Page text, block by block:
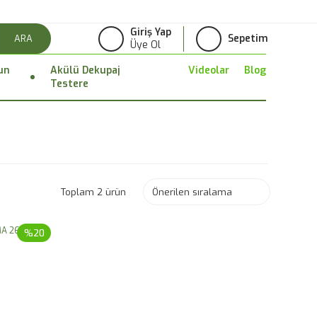
ARA
Giriş Yap
Üye Ol
Sepetim
Akülü Dekupaj
Testere
Videolar Blog
Toplam 2 ürün
%20